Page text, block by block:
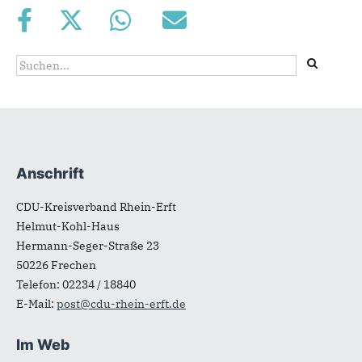
Suchformular
Suche
Fußbereich
Anschrift
CDU-Kreisverband Rhein-Erft
Helmut-Kohl-Haus
Hermann-Seger-Straße 23
50226Frechen
Telefon: 02234 / 18840
E-Mail: post@cdu-rhein-erft.de
Im Web